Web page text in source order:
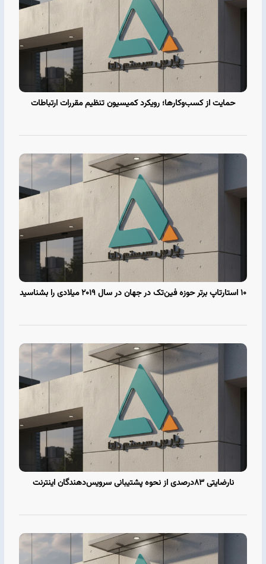
حمایت از کسب‌وکارها؛ رویکرد کمیسیون تنظیم مقررات ارتباطات
۱۰ استارتاپ برتر حوزه فین‌تک در جهان در سال ۲۰۱۹ میلادی را بشناسید
نارضایتی ۸۳درصدی از نحوه پشتیبانی سرویس‌دهندگان اینترنت